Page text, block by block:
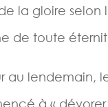
la gloire selon
de toute
au lendemain,
à « dévorer